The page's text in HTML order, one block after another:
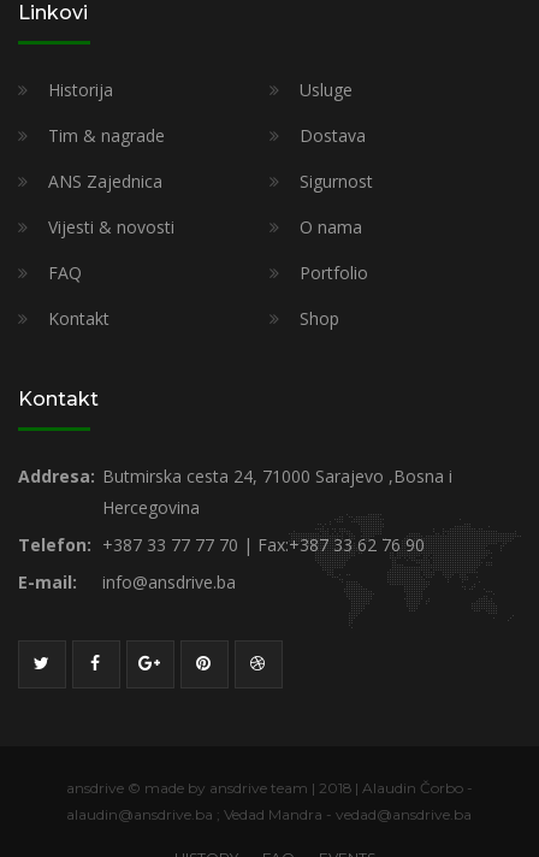
Linkovi
Historija
Usluge
Tim & nagrade
Dostava
ANS Zajednica
Sigurnost
Vijesti & novosti
O nama
FAQ
Portfolio
Kontakt
Shop
Kontakt
Addresa: Butmirska cesta 24, 71000 Sarajevo ,Bosna i
Hercegovina
Telefon: +387 33 77 77 70 | Fax:+387 33 62 76 90
E-mail:
info@ansdrive.ba
ansdrive © made by ansdrive team | 2018 | Alaudin Čorbo -
alaudin@ansdrive.ba ; Vedad Mandra - vedad@ansdrive.ba